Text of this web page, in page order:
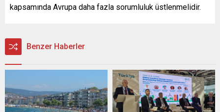
kapsamında Avrupa daha fazla sorumluluk üstlenmelidir.
Benzer Haberler